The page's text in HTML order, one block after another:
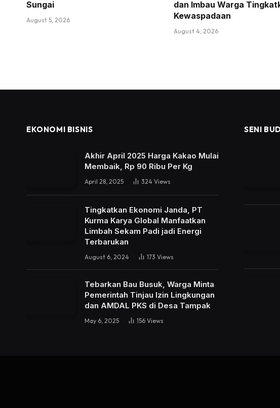
Sungai
August 5, 2026
dan Imbau Warga
Kewaspadaan
August 4, 2026
EKONOMI BISNIS
Akhir April 2025 Harga Kakao Mulai
Membaik, Rp 90 Ribu Per Kg
April 28, 2025 324 Views
Tingkatkan Ekonomi Janda, PT
Kurma Karya Global Manfaatkan
Limbah Sekam Padi jadi Energi
Terbarukan
August 6, 2024 173 Views
Tebarkan Bau Busuk, Warga Minta
Pemerintah Tinjau Izin Lingkungan
dan AMDAL PKS di Desa Tampak
May 6, 2025 156 Views
SENI